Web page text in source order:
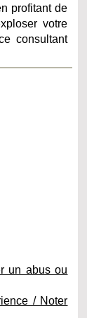
profitant de
votre
consultant
un abus ou
/ Noter